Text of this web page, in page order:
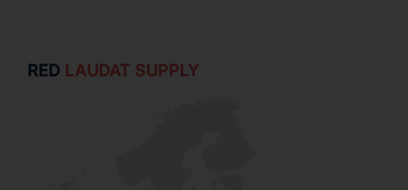
RED LAUDAT SUPPLY